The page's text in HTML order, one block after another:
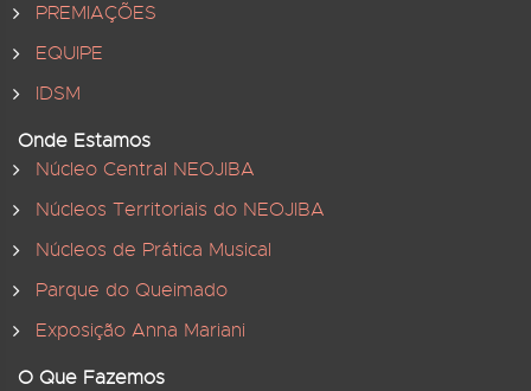
PREMIAÇÕES
EQUIPE
IDSM
Onde Estamos
Núcleo Central NEOJIBA
Núcleos Territoriais do NEOJIBA
Núcleos de Prática Musical
Parque do Queimado
Exposição Anna Mariani
O Que Fazemos